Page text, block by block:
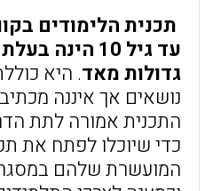
תכנית הלימודים
עד גיל 10
גדולות מאד. היא
נושאים אך איננה
התכנית אמורה לתת
כדי שיוכלו לפתח את
המועשרת שלהם